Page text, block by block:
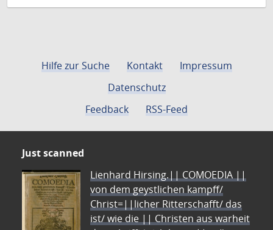
Hilfe zur Suche Kontakt
Impressum
Datenschutz
Feedback
RSS-Feed
Just scanned
Lienhard Hirsing.|| COMOEDIA ||
von dem geystlichen kampff/
Christ=||licher Ritterschafft/ das
ist/ wie die || Christen aus warheit